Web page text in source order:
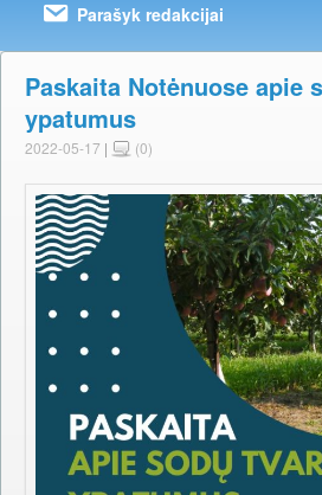
Parašyk redakcijai
Paskaita Notėnuose apie
ypatumus
2022-05-17 | (0)